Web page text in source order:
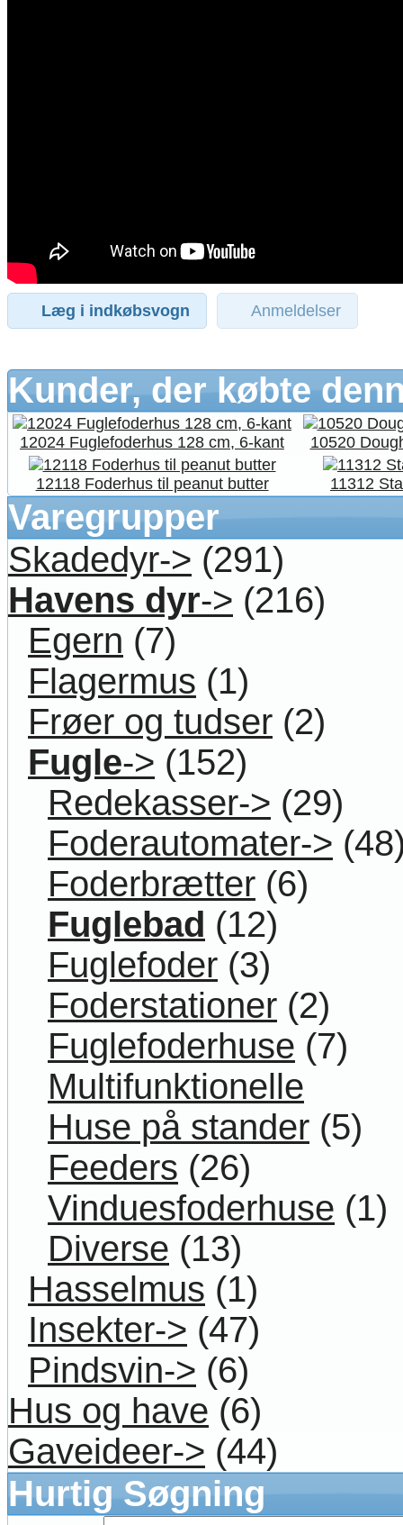
Læg i indkøbsvogn Anmeldelser
Kunder, der købte
12024 Fuglefoderhus 128 cm, 6-kant 10520
12118 Foderhus til peanut butter 11312
Varegrupper
Skadedyr-> (291)
Havens dyr-> (216)
Egern (7)
Flagermus (1)
Frøer og tudser (2)
Fugle-> (152)
Redekasser-> (29)
Foderautomater->
Foderbrætter (6)
Fuglebad (12)
Fuglefoder (3)
Foderstationer (2)
Fuglefoderhuse (7)
Multifunktionelle
Huse på stander (5)
Feeders (26)
Vinduesfoderhuse (1)
Diverse (13)
Hasselmus (1)
Insekter-> (47)
Pindsvin-> (6)
Hus og have (6)
Gaveideer-> (44)
Hurtig Søgning